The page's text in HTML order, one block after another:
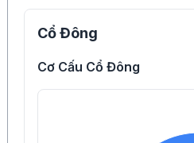
Cổ Đông
Cơ Cấu Cổ Đông